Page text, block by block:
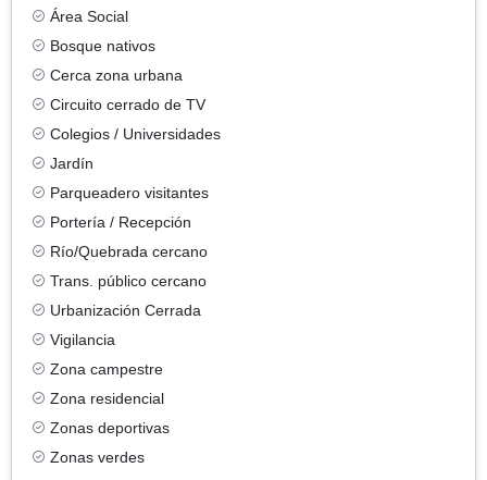
Área Social
Bosque nativos
Cerca zona urbana
Circuito cerrado de TV
Colegios / Universidades
Jardín
Parqueadero visitantes
Portería / Recepción
Río/Quebrada cercano
Trans. público cercano
Urbanización Cerrada
Vigilancia
Zona campestre
Zona residencial
Zonas deportivas
Zonas verdes